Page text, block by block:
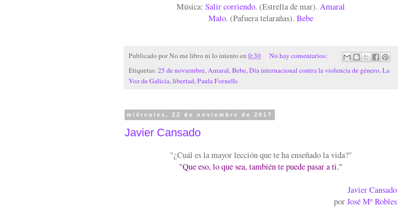
Música: Salir corriendo. (Estrella de mar). Amaral
Malo. (Pafuera telarañas). Bebe
Publicado porNo me libro ni lo intentoen 0:30
No hay comentarios:
Etiquetas: 25 de noviembre, Amaral, Bebe, Día internacional contra la violencia de género, La
Voz de Galicia, libertad, Paula Fornells
miércoles, 22 de noviembre de 2017
Javier Cansado
"¿Cuál es la mayor lección que te ha enseñado la vida?"
"Que eso, lo que sea, también te puede pasar a ti."
Javier Cansado
porJosé Mª Robles